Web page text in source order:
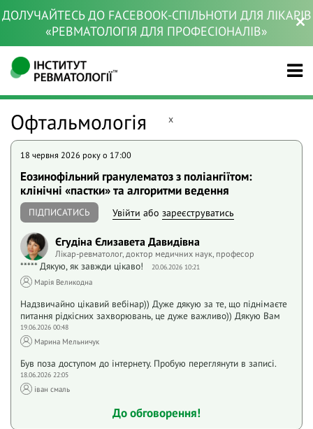
ДОЛУЧАЙТЕСЬ ДО FACEBOOK-СПІЛЬНОТИ ДЛЯ ЛІКАРІВ
«РЕВМАТОЛОГІЯ ДЛЯ ПРОФЕСІОНАЛІВ»
Офтальмологія x
18 червня 2026 року o 17:00
Еозинофільний гранулематоз з поліангіїтом:
клінічні «пастки» та алгоритми ведення
ПІДПИСАТИСЬ Увійти або зареєструватись
Єгудіна Єлизавета Давидівна
Лікар-ревматолог, доктор медичних наук, професор
***** Дякую, як завжди цікаво! 20.06.2026 10:21
Марія Великодна
Надзвичайно цікавий вебінар)) Дуже дякую за те, що піднімаєте
питання рідкісних захворювань, це дуже важливо)) Дякую Вам
19.06.2026 00:48
Марина Мельничук
Був поза доступом до інтернету. Пробую переглянути в записі.
18.06.2026 22:05
іван смаль
До обговорення!